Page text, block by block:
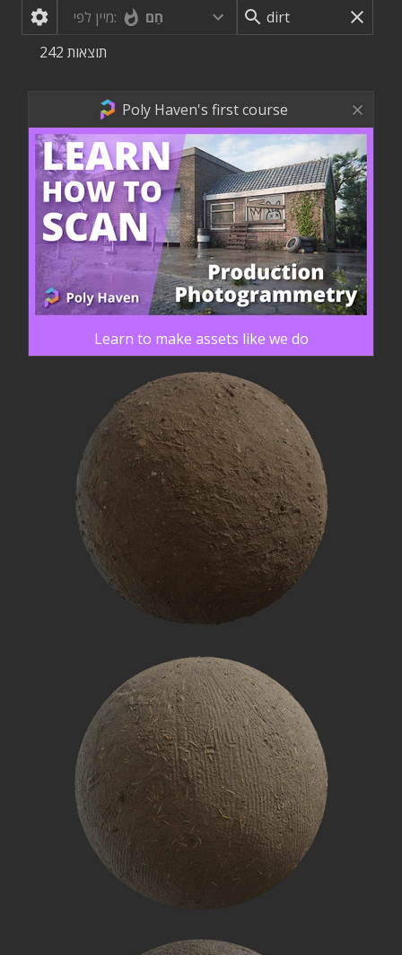
מיין לפי:
חַם
242 תוצאות
Poly Haven's first course
Learn to make assets like we do